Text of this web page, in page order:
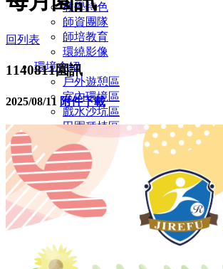
教學特色
師資團隊
師培教育
環繞影像
環境介紹
戶外遊憩區
室內環境區
戲水沙坑區
田園種植區
彩虹蝴蝶園
多元教室環境
廁所設施設備
無障礙設施/定期環境消毒
幼兒園
主題教學
防震防災宣導
交通安全教育
回列表
1140811園訊
2025/08/11 附件下載